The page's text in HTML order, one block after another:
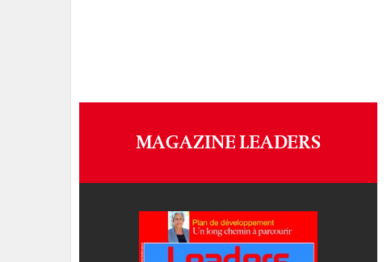
MAGAZINE LEADERS